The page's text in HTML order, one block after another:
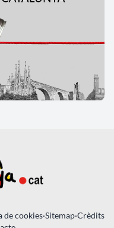
de cookies·Sitemap·Crèdits